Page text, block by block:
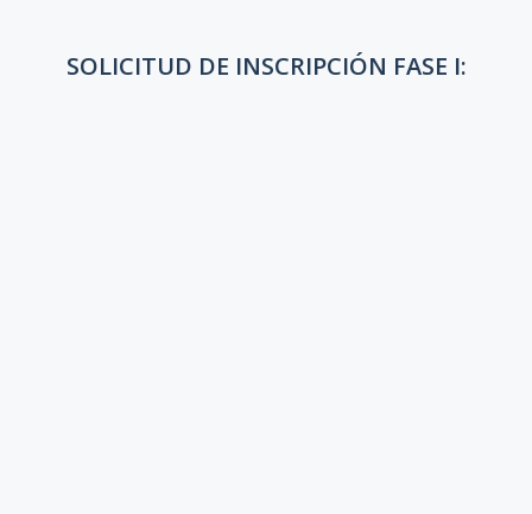
SOLICITUD DE INSCRIPCIÓN FASE I: